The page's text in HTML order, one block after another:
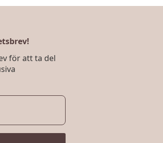
för att ta del